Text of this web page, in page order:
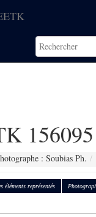
156095
: Soubias Ph.
éléments représentés